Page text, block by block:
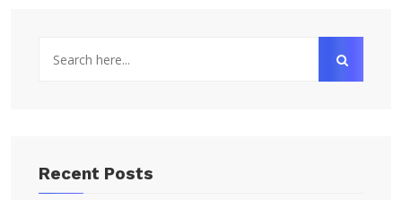
Recent Posts